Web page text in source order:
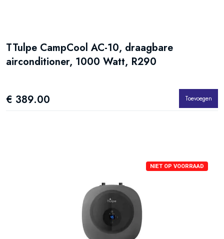
TTulpe CampCool AC-10, draagbare
airconditioner, 1000 Watt, R290
€ 389.00 Toevoegen
NIET OP VOORRAAD